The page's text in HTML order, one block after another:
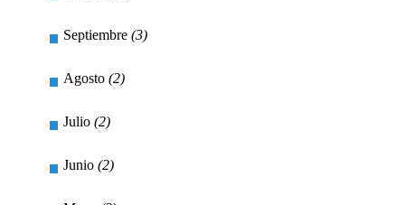
Septiembre (3)
Agosto (2)
Julio (2)
Junio (2)